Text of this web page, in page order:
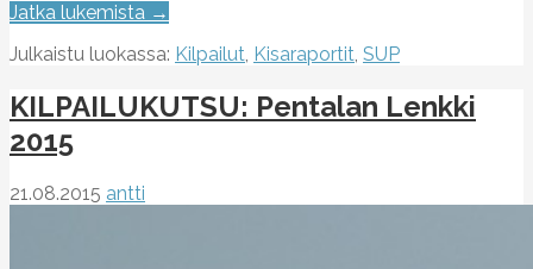
Jatka lukemista →
Julkaistu luokassa: Kilpailut, Kisaraportit, SUP
KILPAILUKUTSU: Pentalan Lenkki
2015
21.08.2015 antti